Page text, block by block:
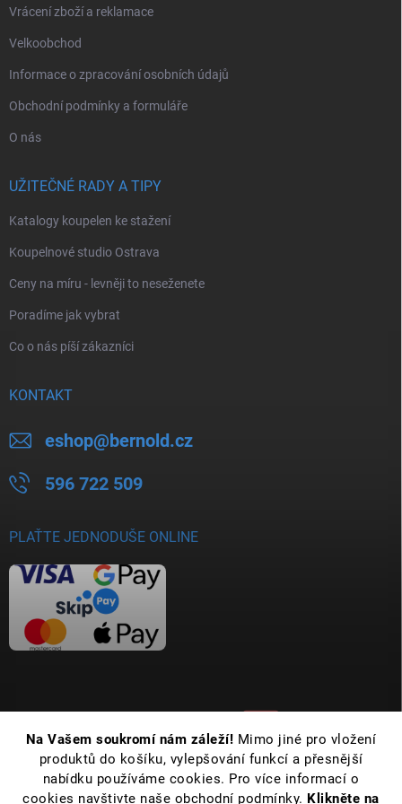
Na Vašem soukromí nám záleží! Mimo jiné pro vložení
produktů do košíku, vylepšování funkcí a přesnější
nabídku používáme cookies. Pro více informací o
cookies navštivte naše obchodní podmínky. Klikněte na
Vrácení zboží a reklamace
Velkoobchod
Informace o zpracování osobních údajů
Obchodní podmínky a formuláře
O nás
UŽITEČNÉ RADY A TIPY
Katalogy koupelen ke stažení
Koupelnové studio Ostrava
Ceny na míru - levněji to neseženete
Poradíme jak vybrat
Co o nás píší zákazníci
KONTAKT
eshop@bernold.cz
596 722 509
PLAŤTE JEDNODUŠE ONLINE